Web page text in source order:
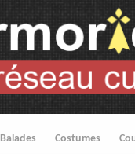
Balades Costumes